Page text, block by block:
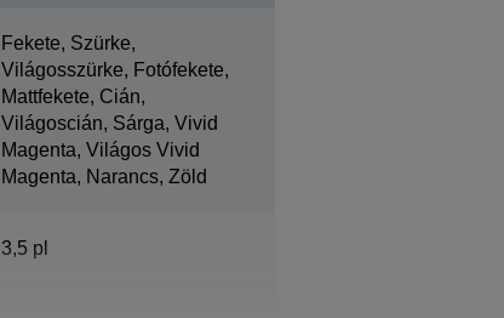
Fekete, Szürke,
Világosszürke, Fotófekete,
Mattfekete, Cián,
Világoscián, Sárga, Vivid
Magenta, Világos Vivid
Magenta, Narancs, Zöld
3,5 pl